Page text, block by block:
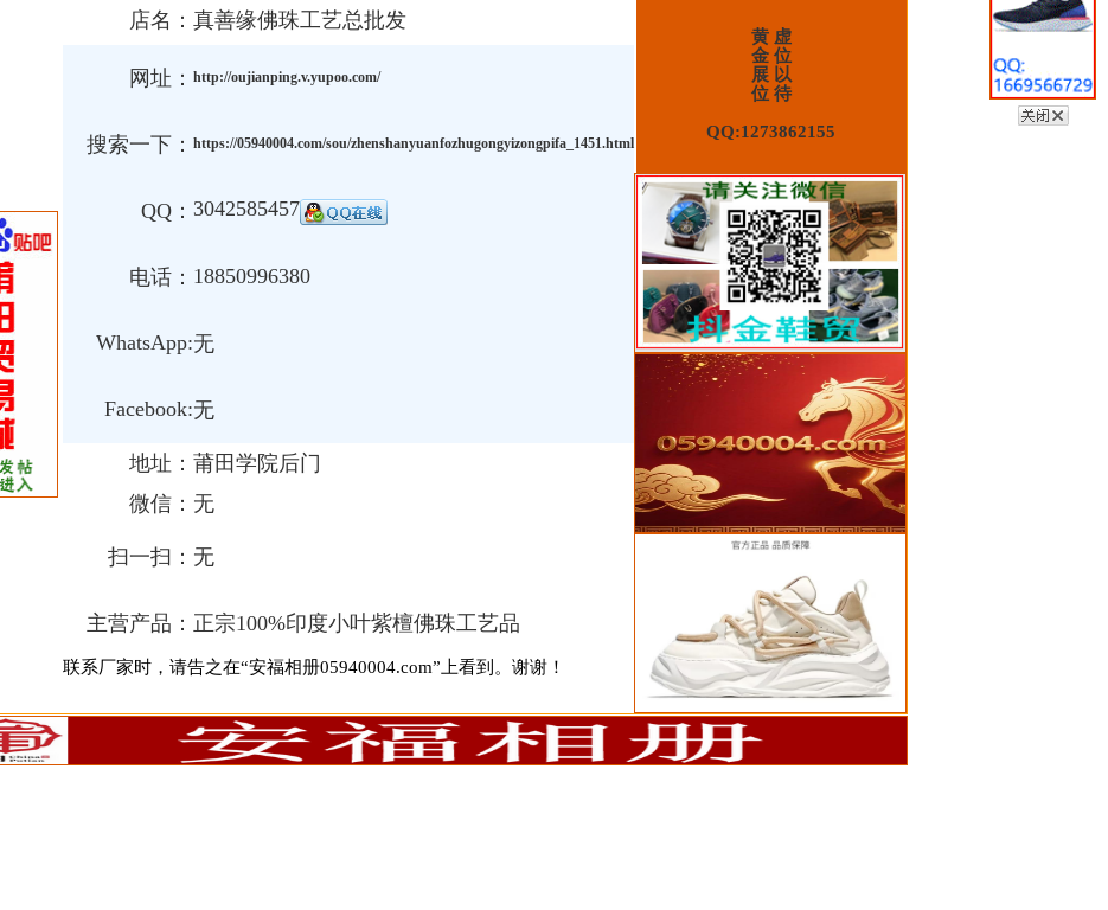
店名： 真善缘佛珠工艺总批发
黄 虚
金 位
展 以
位 待
QQ:1273862155
网址： http://oujianping.v.yupoo.com/
搜索一下： https://05940004.com/sou/zhenshanyuanfozhugongyizongpifa_1451.html
QQ： 3042585457
电话： 18850996380
WhatsApp:无
Facebook:无
地址： 莆田学院后门
微信： 无
扫一扫： 无
主营产品： 正宗100%印度小叶紫檀佛珠工艺品
联系厂家时，请告之在“安福相册05940004.com”上看到。谢谢！